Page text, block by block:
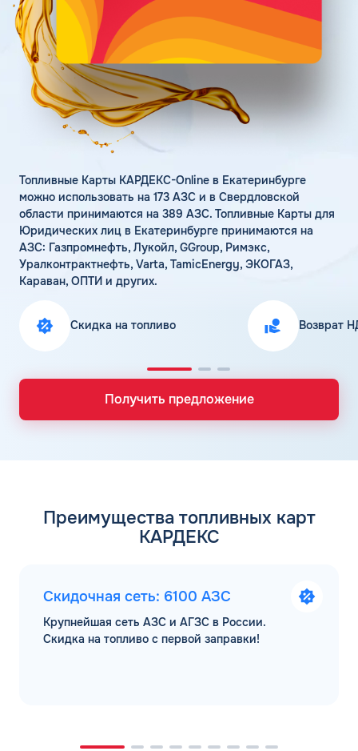
Статьи
Цена бензина и ДТ
Личный кабинет
Карта АЗС
Получить консультацию
Топливные Карты КАРДЕКС-Online в Екатеринбурге
можно использовать на 173 АЗС и в Свердловской
области принимаются на 389 АЗС. Топливные Карты для
Юридических лиц в Екатеринбурге принимаются на
АЗС: Газпромнефть, Лукойл, GGroup, Римэкс,
Уралконтрактнефть, Varta, TamicEnergy, ЭКОГАЗ,
Караван, ОПТИ и других.
Скидка на топливо Возврат
Получить предложение
Преимущества топливных карт
КАРДЕКС
Скидочная сеть: 6100 АЗС
Крупнейшая сеть АЗС и АГЗС в России.
Скидка на топливо с первой заправки!